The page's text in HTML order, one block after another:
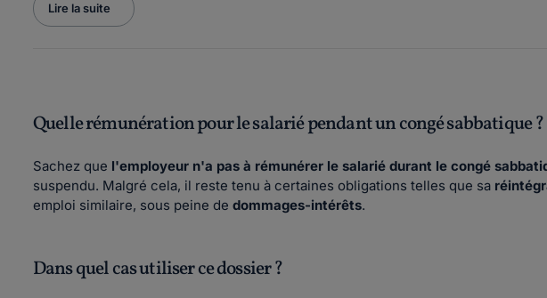
Lire la suite
Quelle rémunération pour le salarié pendant un congé sabbatique ?
Sachez que l'employeur n'a pas à rémunérer le salarié durant le congé
suspendu. Malgré cela, il reste tenu à certaines obligations telles que sa
emploi similaire, sous peine de dommages-intérêts.
Dans quel cas utiliser ce dossier ?